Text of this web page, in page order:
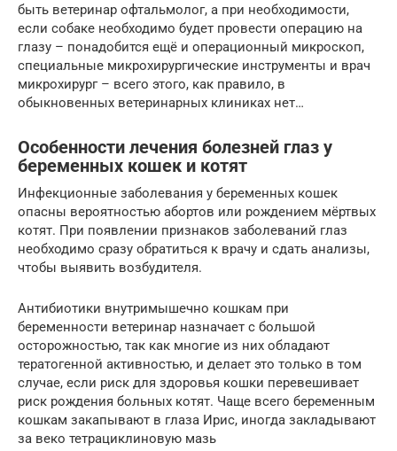
быть ветеринар офтальмолог, а при необходимости,
если собаке необходимо будет провести операцию на
глазу – понадобится ещё и операционный микроскоп,
специальные микрохирургические инструменты и врач
микрохирург – всего этого, как правило, в
обыкновенных ветеринарных клиниках нет…
Особенности лечения болезней глаз у
беременных кошек и котят
Инфекционные заболевания у беременных кошек
опасны вероятностью абортов или рождением мёртвых
котят. При появлении признаков заболеваний глаз
необходимо сразу обратиться к врачу и сдать анализы,
чтобы выявить возбудителя.
Антибиотики внутримышечно кошкам при
беременности ветеринар назначает с большой
осторожностью, так как многие из них обладают
тератогенной активностью, и делает это только в том
случае, если риск для здоровья кошки перевешивает
риск рождения больных котят. Чаще всего беременным
кошкам закапывают в глаза Ирис, иногда закладывают
за веко тетрациклиновую мазь